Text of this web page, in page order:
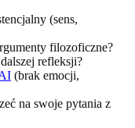
(sens,
filozoficzne?
refleksji?
(brak emocji,
na swoje pytania z